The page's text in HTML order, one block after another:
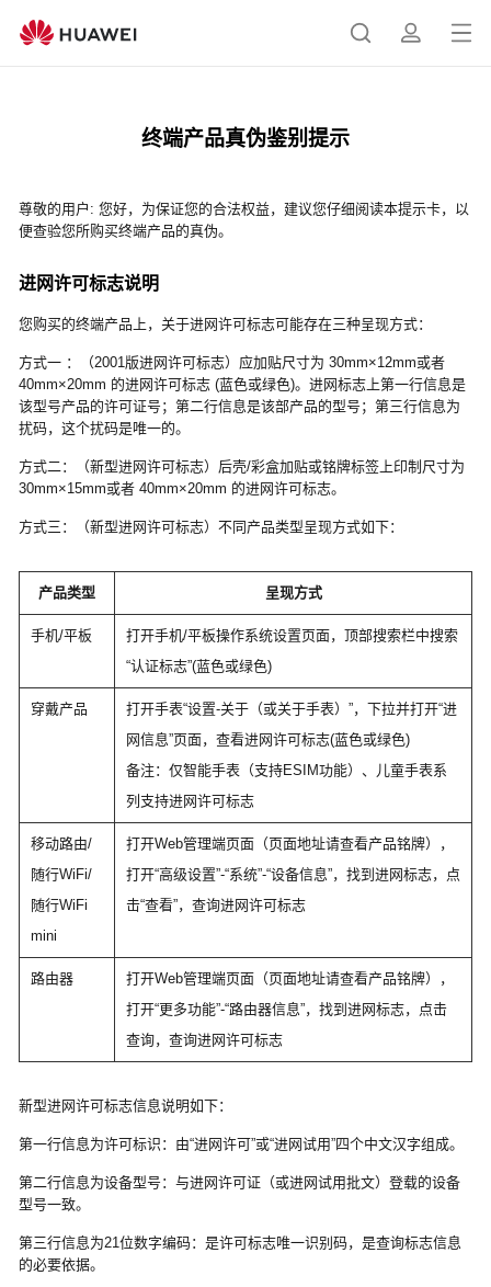
索
打
终端产品真伪鉴别提示
尊敬的用户: 您好，为保证您的合法权益，建议您仔细阅读本提示卡，以
便查验您所购买终端产品的真伪。
进网许可标志说明
您购买的终端产品上，关于进网许可标志可能存在三种呈现方式：
方式一 ：（2001版进网许可标志）应加贴尺寸为 30mm×12mm或者
40mm×20mm 的进网许可标志 (蓝色或绿色)。进网标志上第一行信息是
该型号产品的许可证号；第二行信息是该部产品的型号；第三行信息为
扰码，这个扰码是唯一的。
方式二：（新型进网许可标志）后壳/彩盒加贴或铭牌标签上印制尺寸为
30mm×15mm或者 40mm×20mm 的进网许可标志。
方式三：（新型进网许可标志）不同产品类型呈现方式如下：
产品类型 呈现方式
手机/平板
打开手机/平板操作系统设置页面，顶部搜索栏中搜索
“认证标志”(蓝色或绿色)
穿戴产品
打开手表“设置-关于（或关于手表）”，下拉并打开“进
网信息”页面，查看进网许可标志(蓝色或绿色)
备注：仅智能手表（支持ESIM功能）、儿童手表系
列支持进网许可标志
移动路由/
随行WiFi/
随行WiFi
mini
打开Web管理端页面（页面地址请查看产品铭牌），
打开“高级设置”-“系统”-“设备信息”，找到进网标志，点
击“查看”，查询进网许可标志
路由器
打开Web管理端页面（页面地址请查看产品铭牌），
打开“更多功能”-“路由器信息”，找到进网标志，点击
查询，查询进网许可标志
新型进网许可标志信息说明如下：
第一行信息为许可标识：由“进网许可”或“进网试用”四个中文汉字组成。
第二行信息为设备型号：与进网许可证（或进网试用批文）登载的设备
型号一致。
第三行信息为21位数字编码：是许可标志唯一识别码，是查询标志信息
的必要依据。